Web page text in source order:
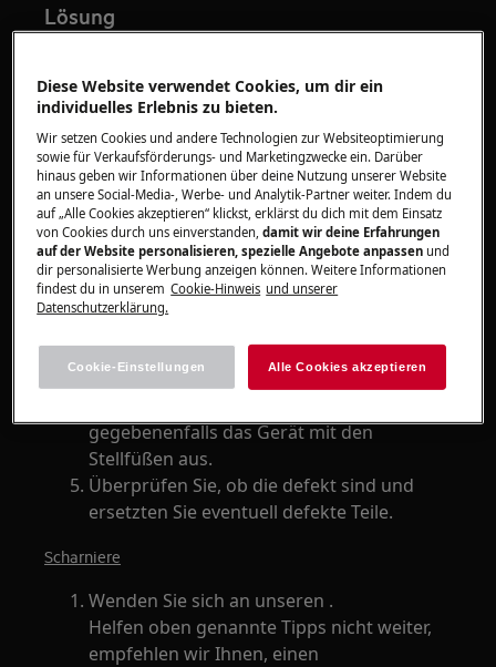
Lösung
der Türdichtung, damit etwas Luft
einströmen kann. Dadurch kann die Türe
nach dem Schließen leichter wieder
geöffnet werden.
Warten Sie etwa eine Minute, bevor Sie die
Türe erneut öffnen, wenn sie gerade erst
geschlossen wurde.
Vermeiden Sie es, die Tür gewaltsam zu
Prüfen Sie, ob das Gerät gerade steht
Überprüfen Sie mit einer Wasserwaage, ob
gegebenenfalls das Gerät mit den
Stellfüßen aus.
Überprüfen Sie, ob die defekt sind und
ersetzten Sie eventuell defekte Teile.
Scharniere
Wenden Sie sich an unseren .
Helfen oben genannte Tipps nicht weiter,
empfehlen wir Ihnen, einen
Diese Website verwendet Cookies, um dir ein
individuelles Erlebnis zu bieten.
Wir setzen Cookies und andere Technologien zur Websiteoptimierung
sowie für Verkaufsförderungs- und Marketingzwecke ein. Darüber
hinaus geben wir Informationen über deine Nutzung unserer Website
an unsere Social-Media-, Werbe- und Analytik-Partner weiter. Indem du
auf „Alle Cookies akzeptieren“ klickst, erklärst du dich mit dem Einsatz
von Cookies durch uns einverstanden,damit wir deine Erfahrungen
auf der Website personalisieren, spezielle Angebote anpassen und
dir personalisierte Werbung anzeigen können. Weitere Informationen
findest du in unserem Cookie-Hinweis und unserer
Datenschutzerklärung.
Cookie-Einstellungen Alle Cookies akzeptieren